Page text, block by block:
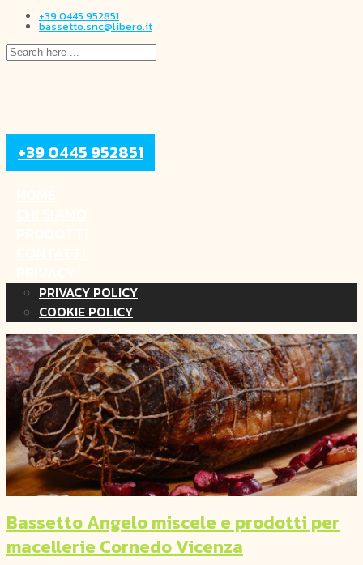
+39 0445 952851
bassetto.snc@libero.it
+39 0445 952851
PRIVACY POLICY
COOKIE POLICY
Bassetto Angelo miscele e prodotti per
macellerie Cornedo Vicenza